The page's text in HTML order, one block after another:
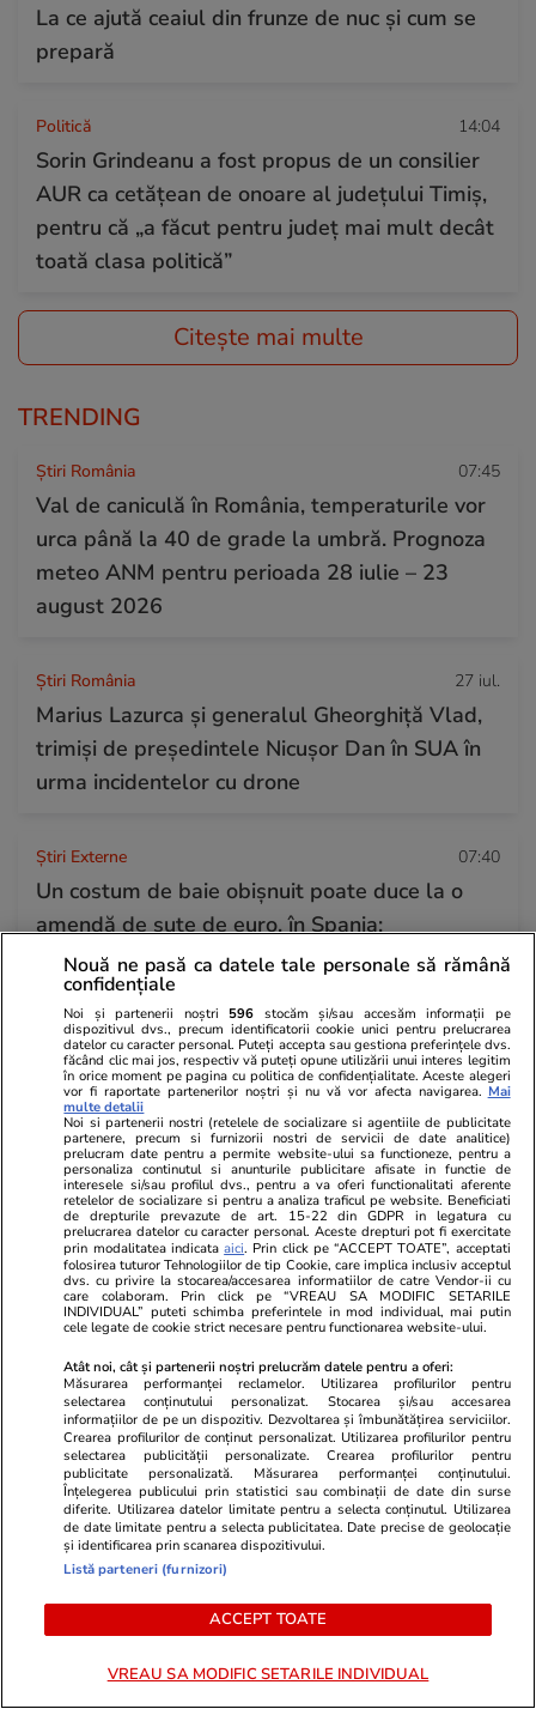
La ce ajută ceaiul din frunze de nuc și cum se
prepară
Politică 14:04
Sorin Grindeanu a fost propus de un consilier
AUR ca cetățean de onoare al județului Timiș,
pentru că „a făcut pentru județ mai mult decât
toată clasa politică”
Citește mai multe
TRENDING
Știri România 07:45
Val de caniculă în România, temperaturile vor
urca până la 40 de grade la umbră. Prognoza
meteo ANM pentru perioada 28 iulie – 23
august 2026
Știri România 27 iul.
Marius Lazurca și generalul Gheorghiță Vlad,
trimiși de președintele Nicușor Dan în SUA în
urma incidentelor cu drone
Știri Externe 07:40
Un costum de baie obișnuit poate duce la o
amendă de sute de euro, în Spania:
„Respectați regula!”
Horoscop 27 iul.
Luna plină din 29 iulie deschide un nou capitol.
Este momentul astral care îți poate schimba
direcția vieții
Lifestyle 14:18
Cinci trasee de făcut în Munţii
Bucegi-Leaota
Vacanțe și
Destinația
rechinii
„Suntem
Nouă ne pasă ca datele tale personale să rămână
confidențiale
Noi și partenerii noștri 596 stocăm și/sau accesăm informații pe
dispozitivul dvs., precum identificatorii cookie unici pentru prelucrarea
datelor cu caracter personal. Puteți accepta sau gestiona preferințele dvs.
făcând clic mai jos, respectiv vă puteți opune utilizării unui interes legitim
în orice moment pe pagina cu politica de confidențialitate. Aceste alegeri
vor fi raportate partenerilor noștri și nu vă vor afecta navigarea. Mai
multe detalii
Noi si partenerii nostri (retelele de socializare si agentiile de publicitate
partenere, precum si furnizorii nostri de servicii de date analitice)
prelucram date pentru a permite website-ului sa functioneze, pentru a
personaliza continutul si anunturile publicitare afisate in functie de
interesele si/sau profilul dvs., pentru a va oferi functionalitati aferente
retelelor de socializare si pentru a analiza traficul pe website. Beneficiati
de drepturile prevazute de art. 15-22 din GDPR in legatura cu
prelucrarea datelor cu caracter personal. Aceste drepturi pot fi exercitate
prin modalitatea indicataaici. Prin click pe “ACCEPT TOATE”, acceptati
folosirea tuturor Tehnologiilor de tip Cookie, care implica inclusiv acceptul
dvs. cu privire la stocarea/accesarea informatiilor de catre Vendor-ii cu
care colaboram. Prin click pe “VREAU SA MODIFIC SETARILE
INDIVIDUAL” puteti schimba preferintele in mod individual, mai putin
cele legate de cookie strict necesare pentru functionarea website-ului.
Atât noi, cât și partenerii noștri prelucrăm datele pentru a oferi:
Măsurarea performanței reclamelor. Utilizarea profilurilor pentru
selectarea conținutului personalizat. Stocarea și/sau accesarea
informațiilor de pe un dispozitiv. Dezvoltarea și îmbunătățirea serviciilor.
Crearea profilurilor de conținut personalizat. Utilizarea profilurilor pentru
selectarea publicității personalizate. Crearea profilurilor pentru
publicitate personalizată. Măsurarea performanței conținutului.
Înțelegerea publicului prin statistici sau combinații de date din surse
diferite. Utilizarea datelor limitate pentru a selecta conținutul. Utilizarea
de date limitate pentru a selecta publicitatea. Date precise de geolocație
și identificarea prin scanarea dispozitivului.
Listă parteneri (furnizori)
ACCEPT TOATE
VREAU SA MODIFIC SETARILE INDIVIDUAL